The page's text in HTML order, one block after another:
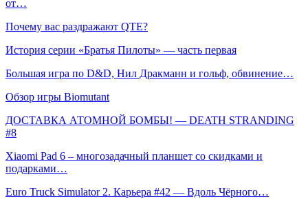
от…
Почему вас раздражают QTE?
История серии «Братья Пилоты» — часть первая
Большая игра по D&D, Нил Дракманн и гольф, обвинение…
Обзор игры Biomutant
ДОСТАВКА АТОМНОЙ БОМБЫ! — DEATH STRANDING
#8
Xiaomi Pad 6 – многозадачный планшет со скидками и
подарками…
Euro Truck Simulator 2. Карьера #42 — Вдоль Чёрного…